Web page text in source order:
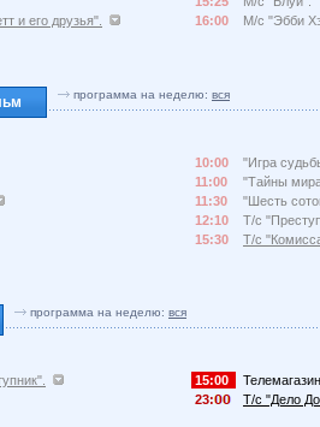
и его друзья".
16:00
М/с "Эбби
программа на неделю: вся
10:00
"Игра
11:00
"Тайны
11:30
"Шесть
12:10
Т/с
15:30
Т/с
программа на неделю: вся
15:00
23:
Т/с "Дело